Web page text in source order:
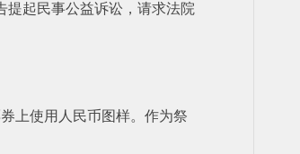
提起民事公益诉讼，请求法院
上使用人民币图样。作为祭